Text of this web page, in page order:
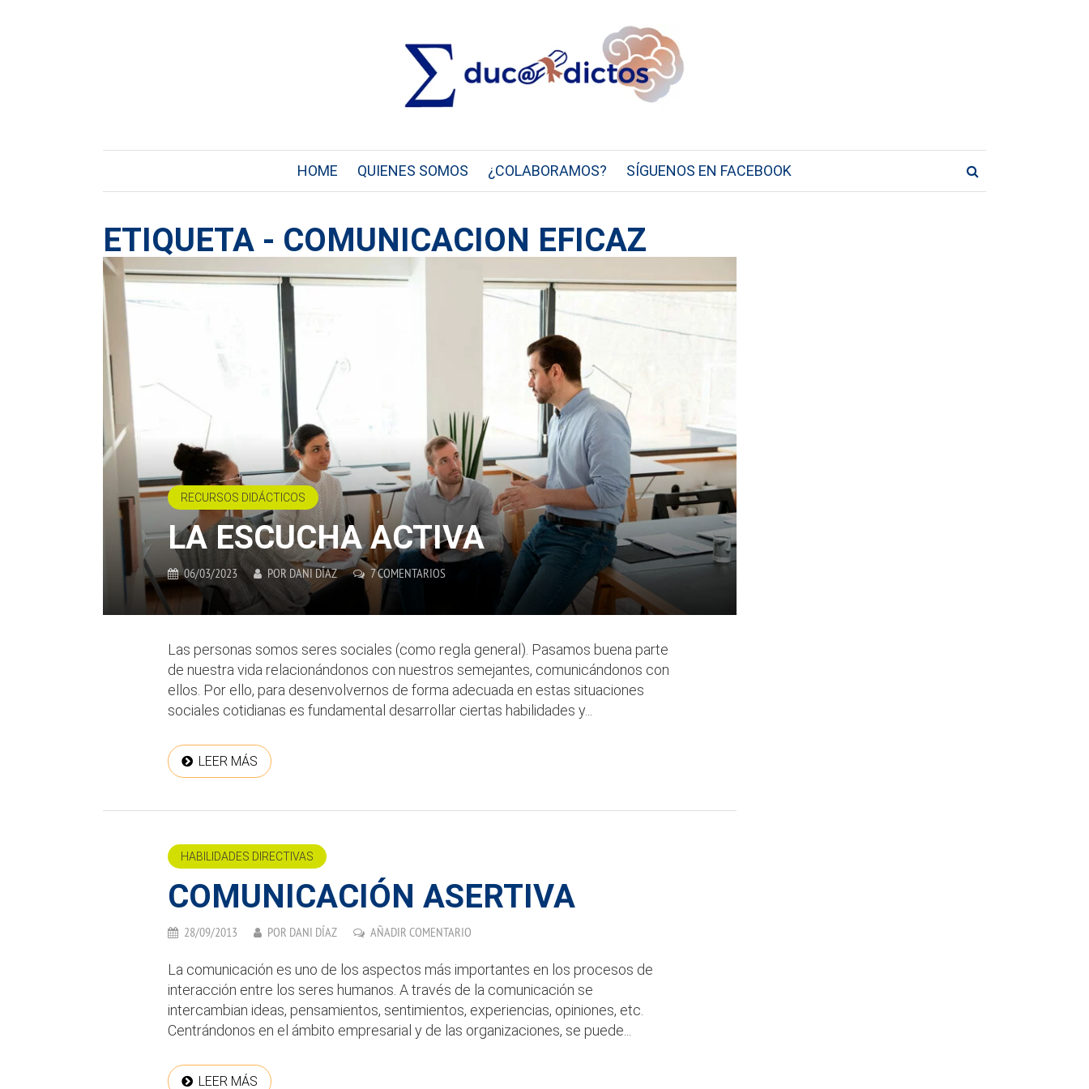
HOME QUIENES SOMOS ¿COLABORAMOS? SÍGUENOS EN FACEBOOK
ETIQUETA - COMUNICACION EFICAZ
RECURSOS DIDÁCTICOS
LA ESCUCHA ACTIVA
06/03/2023 POR DANI DÍAZ 7 COMENTARIOS
Las personas somos seres sociales (como regla general). Pasamos buena parte
de nuestra vida relacionándonos con nuestros semejantes, comunicándonos con
ellos. Por ello, para desenvolvernos de forma adecuada en estas situaciones
sociales cotidianas es fundamental desarrollar ciertas habilidades y...
LEER MÁS
HABILIDADES DIRECTIVAS
COMUNICACIÓN ASERTIVA
28/09/2013 POR DANI DÍAZ AÑADIR COMENTARIO
La comunicación es uno de los aspectos más importantes en los procesos de
interacción entre los seres humanos. A través de la comunicación se
intercambian ideas, pensamientos, sentimientos, experiencias, opiniones, etc.
Centrándonos en el ámbito empresarial y de las organizaciones, se puede...
LEER MÁS